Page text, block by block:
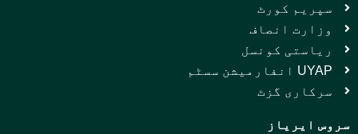
سپریم کورٹ
وزارت انصاف
ریاستی کونسل
UYAP انفارمیشن سسٹم
سرکاری گزٹ
سروس ایریاز